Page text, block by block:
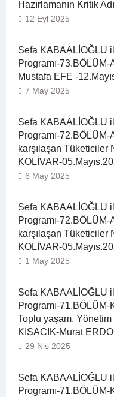
Hazırlamanın Kritik
12 Eyl 2025
Sefa KABAALİOĞLU
Programı-
Mustafa EFE -
7 May 2025
Sefa KABAALİOĞLU
Programı-72.BÖLÜM-
karşılaşan Tüketiciler
KOLİVAR-
6 May 2025
Sefa KABAALİOĞLU
Programı-72.BÖLÜM-
karşılaşan Tüketiciler
KOLİVAR-
1 May 2025
Sefa KABAALİOĞLU
Programı-71.BÖLÜM-
Toplu yaşam,
KISACIK-Murat
29 Nis 2025
Sefa KABAALİOĞLU
Programı-71.BÖLÜM-